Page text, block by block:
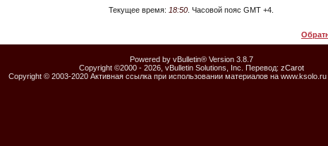
Текущее время: 18:50 . Часовой пояс GMT +4.
Powered by vBulletin® Version 3.8.7
Copyright ©2000 - 2026, vBulletin Solutions, Inc. Перевод: zCarot
Copyright © 2003-2020 Активная ссылка при использовании материалов на www.ksolo.ru